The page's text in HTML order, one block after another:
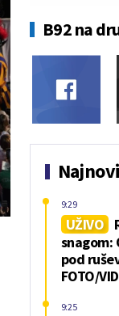
B92 na
UŽIVO
snagom:
pod
FOTO/
9:29
9:25